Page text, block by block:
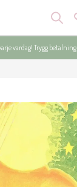
vardag! Trygg